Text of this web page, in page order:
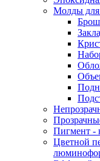
Молды
Пигмент -
Цветной